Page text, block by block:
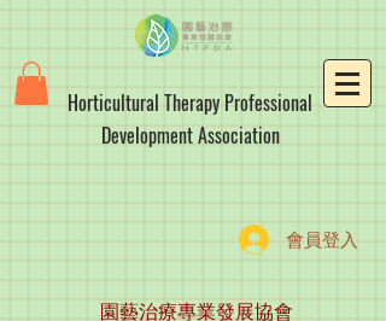
Horticultural Therapy Professional
Development Association
會員登入
園藝治療專業發展協會